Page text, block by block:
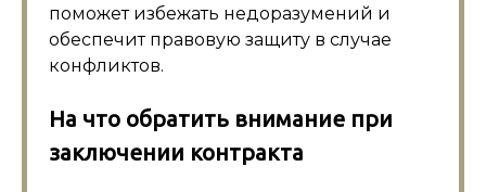
поможет избежать недоразумений и
обеспечит правовую защиту в случае
конфликтов.
На что обратить внимание при
заключении контракта